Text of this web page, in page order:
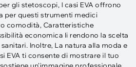
gli stetoscopi, I casi EVA offrono
per questi strumenti medici
comodità, Caratteristiche
economica li rendono la scelta
Inoltre, La natura alla moda e
EVA ti consente di mostrare il tuo